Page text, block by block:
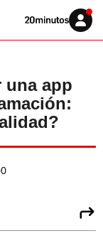
Volver
Iniciar
sesión
una app